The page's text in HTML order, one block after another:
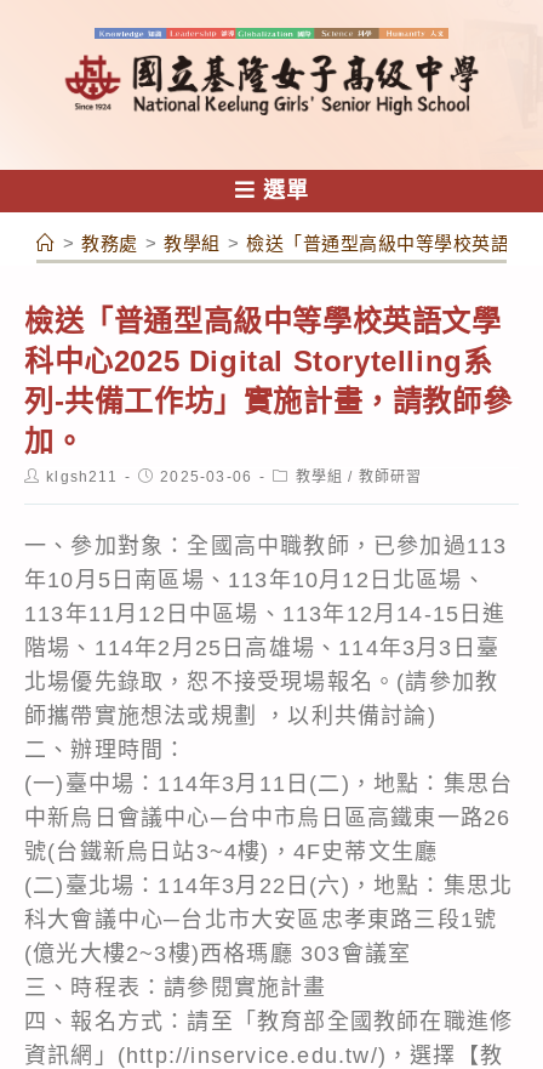
容
選單
> 教務處 > 教學組 > 檢送「普通型高級中等學校英語文
檢送「普通型高級中等學校英語文學
科中心2025 Digital Storytelling系
列-共備工作坊」實施計畫，請教師參
加。
Postklgsh211
Post2025-03-06
Post教學組 / 教師研習
一、參加對象：全國高中職教師，已參加過113
年10月5日南區場、113年10月12日北區場、
113年11月12日中區場、113年12月14-15日進
階場、114年2月25日高雄場、114年3月3日臺
北場優先錄取，恕不接受現場報名。(請參加教
師攜帶實施想法或規劃 ，以利共備討論)
二、辦理時間：
(一)臺中場：114年3月11日(二)，地點：集思台
中新烏日會議中心─台中市烏日區高鐵東一路26
號(台鐵新烏日站3~4樓)，4F史蒂文生廳
(二)臺北場：114年3月22日(六)，地點：集思北
科大會議中心─台北市大安區忠孝東路三段1號
(億光大樓2~3樓)西格瑪廳 303會議室
三、時程表：請參閱實施計畫
四、報名方式：請至「教育部全國教師在職進修
資訊網」(http://inservice.edu.tw/)，選擇【教